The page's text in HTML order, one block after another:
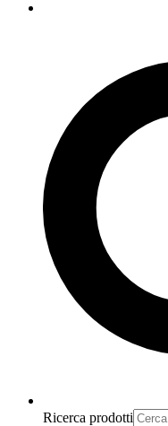
Ricerca prodotti